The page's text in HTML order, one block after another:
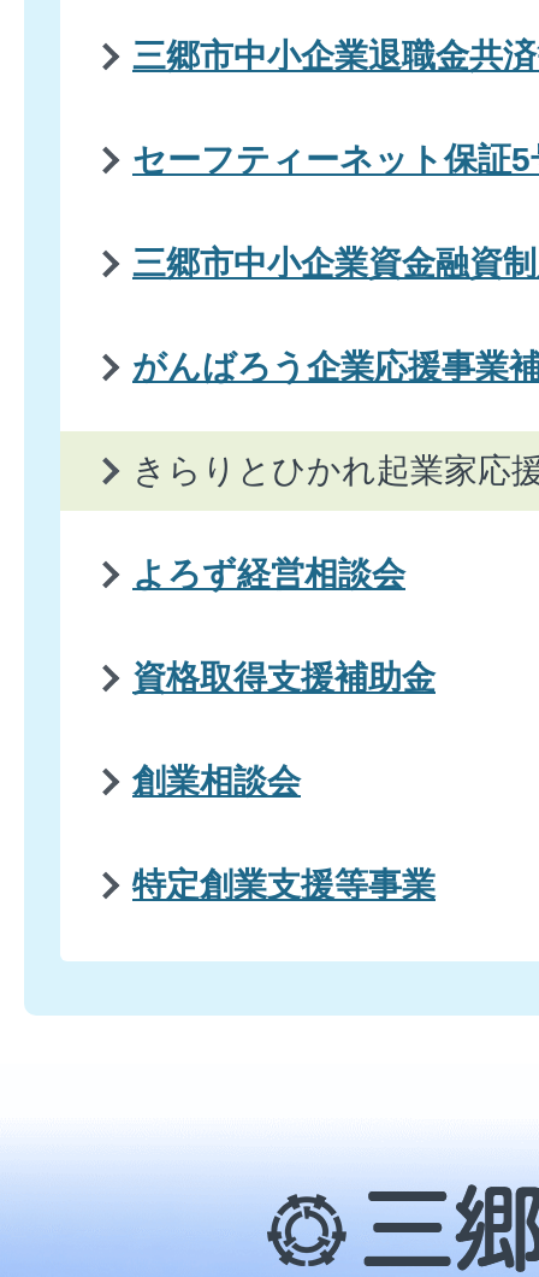
三郷市中小企業退職金共
セーフティーネット保証5
三郷市中小企業資金融資
がんばろう企業応援事業
きらりとひかれ起業家応
よろず経営相談会
資格取得支援補助金
創業相談会
特定創業支援等事業
三
郷